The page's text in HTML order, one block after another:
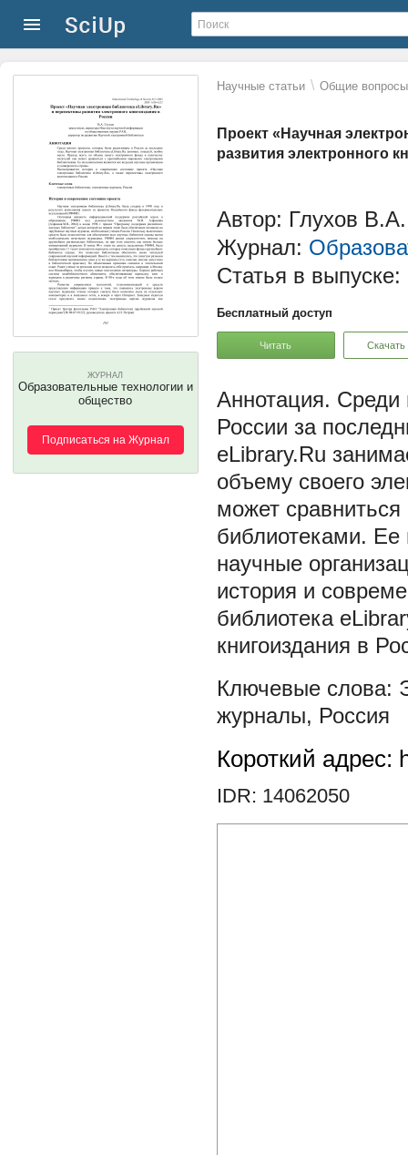
Научные статьи \ Общие вопросы
Проект «Научная
развития электронного
ЖУРНАЛ
Образовательные технологии и
общество
Подписаться на Журнал
Автор: Глухов В.А.
Журнал:
Статья в выпуске:
Бесплатный доступ
Читать Скачать
Среди
России за
eLibrary.Ru
объему своего
может
библиотеками. Ее
научные
история и
библиотека
книгоиздания в
журналы, Россия
Короткий адрес:
IDR: 14062050